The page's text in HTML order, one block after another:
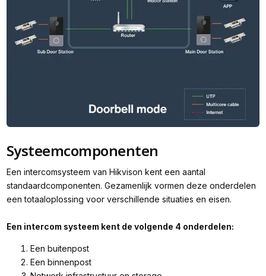
Systeemcomponenten
Een intercomsysteem van Hikvison kent een aantal
standaardcomponenten. Gezamenlijk vormen deze onderdelen
een totaaloplossing voor verschillende situaties en eisen.
Een intercom systeem kent de volgende 4 onderdelen:
Een buitenpost
Een binnenpost